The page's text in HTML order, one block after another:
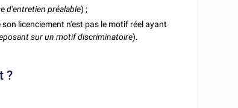
d'entretien préalable) ;
licenciement n'est pas le motif réel ayant
sur un motif discriminatoire).
?